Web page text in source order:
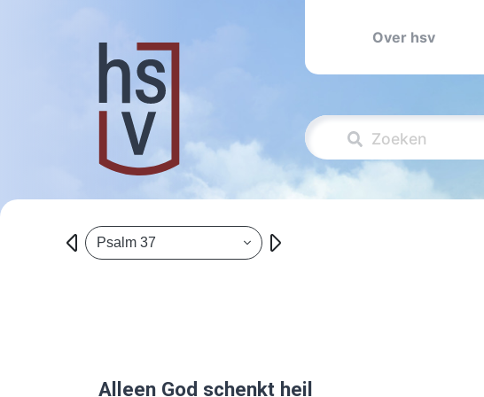
Over hsv
Psalm 37
Alleen God schenkt heil